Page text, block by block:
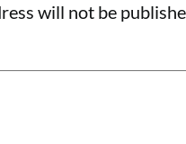
will not be